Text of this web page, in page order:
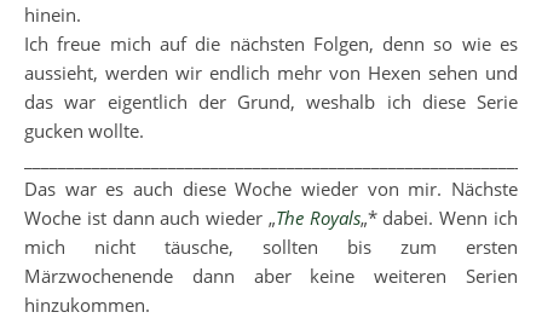
hinein.
Ich freue mich auf die nächsten Folgen, denn so wie es
aussieht, werden wir endlich mehr von Hexen sehen und
das war eigentlich der Grund, weshalb ich diese Serie
gucken wollte.
Das war es auch diese Woche wieder von mir. Nächste
Woche ist dann auch wieder „The Royals„* dabei. Wenn ich
mich nicht täusche, sollten bis zum ersten
Märzwochenende dann aber keine weiteren Serien
hinzukommen.